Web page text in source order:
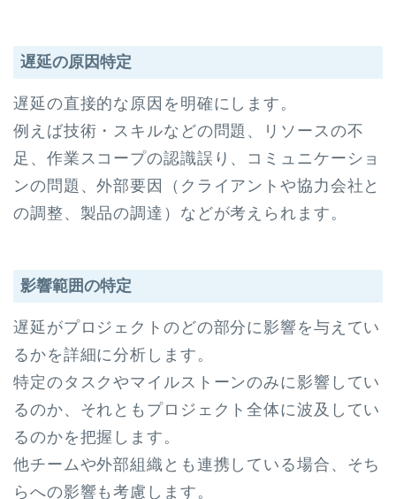
遅延の原因特定
遅延の直接的な原因を明確にします。
例えば技術・スキルなどの問題、リソースの不
足、作業スコープの認識誤り、コミュニケーショ
ンの問題、外部要因（クライアントや協力会社と
の調整、製品の調達）などが考えられます。
影響範囲の特定
遅延がプロジェクトのどの部分に影響を与えてい
るかを詳細に分析します。
特定のタスクやマイルストーンのみに影響してい
るのか、それともプロジェクト全体に波及してい
るのかを把握します。
他チームや外部組織とも連携している場合、そち
らへの影響も考慮します。